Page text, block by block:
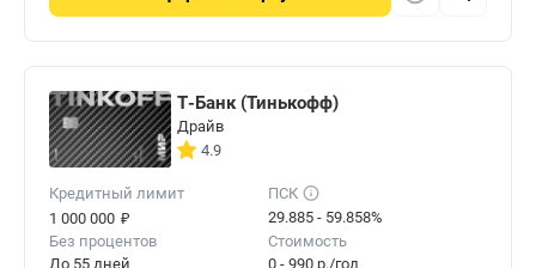
Т-Банк (Тинькофф)
Драйв
4.9
Кредитный лимит
1 000 000 ₽
ПСК
29.885 - 59.858%
Без процентов
До 55 дней
Стоимость
0 - 990 р./год